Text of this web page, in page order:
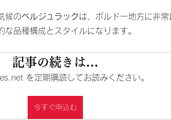
候のベルジュラックは、ボルドー地方に非
品種構成とスタイルになります。
記事の続きは…
を定期購読してお読みください。
今すぐ申込む